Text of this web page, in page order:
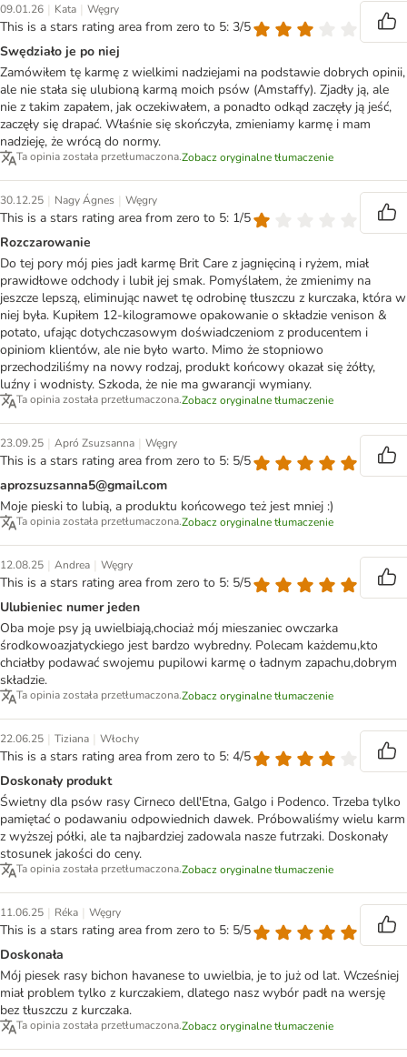
09.01.26 | Kata | Węgry
This is a stars rating area from zero to 5: 3/5
Swędziało je po niej
Zamówiłem tę karmę z wielkimi nadziejami na podstawie dobrych opinii,
ale nie stała się ulubioną karmą moich psów (Amstaffy). Zjadły ją, ale
nie z takim zapałem, jak oczekiwałem, a ponadto odkąd zaczęły ją jeść,
zaczęły się drapać. Właśnie się skończyła, zmieniamy karmę i mam
nadzieję, że wrócą do normy.
Ta opinia została przetłumaczona.Zobacz oryginalne tłumaczenie
30.12.25 | Nagy Ágnes | Węgry
This is a stars rating area from zero to 5: 1/5
Rozczarowanie
Do tej pory mój pies jadł karmę Brit Care z jagnięciną i ryżem, miał
prawidłowe odchody i lubił jej smak. Pomyślałem, że zmienimy na
jeszcze lepszą, eliminując nawet tę odrobinę tłuszczu z kurczaka, która w
niej była. Kupiłem 12-kilogramowe opakowanie o składzie venison &
potato, ufając dotychczasowym doświadczeniom z producentem i
opiniom klientów, ale nie było warto. Mimo że stopniowo
przechodziliśmy na nowy rodzaj, produkt końcowy okazał się żółty,
luźny i wodnisty. Szkoda, że nie ma gwarancji wymiany.
Ta opinia została przetłumaczona.Zobacz oryginalne tłumaczenie
23.09.25 | Apró Zsuzsanna | Węgry
This is a stars rating area from zero to 5: 5/5
aprozsuzsanna5@gmail.com
Moje pieski to lubią, a produktu końcowego też jest mniej :)
Ta opinia została przetłumaczona.Zobacz oryginalne tłumaczenie
12.08.25 | Andrea | Węgry
This is a stars rating area from zero to 5: 5/5
Ulubieniec numer jeden
Oba moje psy ją uwielbiają,chociaż mój mieszaniec owczarka
środkowoazjatyckiego jest bardzo wybredny. Polecam każdemu,kto
chciałby podawać swojemu pupilowi karmę o ładnym zapachu,dobrym
składzie.
Ta opinia została przetłumaczona.Zobacz oryginalne tłumaczenie
22.06.25 | Tiziana | Włochy
This is a stars rating area from zero to 5: 4/5
Doskonały produkt
Świetny dla psów rasy Cirneco dell'Etna, Galgo i Podenco. Trzeba tylko
pamiętać o podawaniu odpowiednich dawek. Próbowaliśmy wielu karm
z wyższej półki, ale ta najbardziej zadowala nasze futrzaki. Doskonały
stosunek jakości do ceny.
Ta opinia została przetłumaczona.Zobacz oryginalne tłumaczenie
11.06.25 | Réka | Węgry
This is a stars rating area from zero to 5: 5/5
Doskonała
Mój piesek rasy bichon havanese to uwielbia, je to już od lat. Wcześniej
miał problem tylko z kurczakiem, dlatego nasz wybór padł na wersję
bez tłuszczu z kurczaka.
Ta opinia została przetłumaczona.Zobacz oryginalne tłumaczenie